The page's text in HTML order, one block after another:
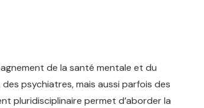
de la santé mentale et du
psychiatres, mais aussi parfois des
pluridisciplinaire permet d’aborder la